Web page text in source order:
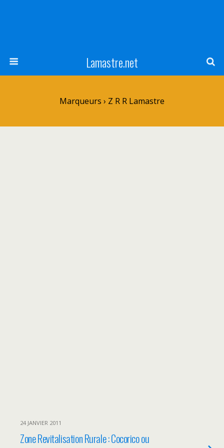
Lamastre.net
Marqueurs › Z R R Lamastre
24 JANVIER 2011
Zone Revitalisation Rurale : Cocorico ou